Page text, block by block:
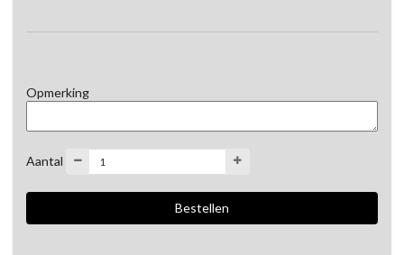
Opmerking
Aantal